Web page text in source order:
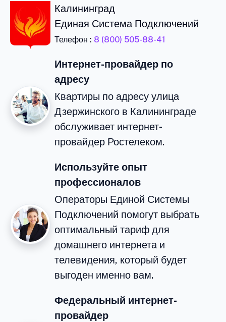
Калининград
Единая Система Подключений
Телефон : 8 (800) 505-88-41
Интернет-провайдер по
адресу
Квартиры по адресу улица
Дзержинского в Калининграде
обслуживает интернет-
провайдер Ростелеком.
Используйте опыт
профессионалов
Операторы Единой Системы
Подключений помогут выбрать
оптимальный тариф для
домашнего интернета и
телевидения, который будет
выгоден именно вам.
Федеральный интернет-
провайдер